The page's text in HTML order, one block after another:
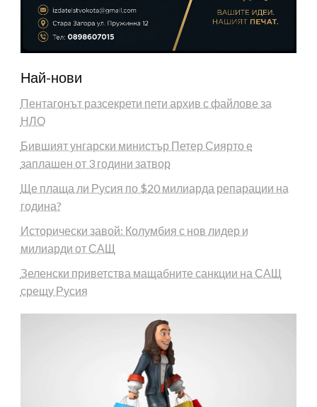
Най-нови
Пентагонът разсекрети пети архив с файлове за
НЛО
Бившият унгарски министър Петер Сиярто е
заплашен от 3 години затвор
Ще плаща ли Русия по $20 милиарда репарации на
година?
Исторически завой: Колумбия с нов лидер и
милиарди от САЩ
Зеленски приветства мащабните санкции на САЩ
срещу Русия